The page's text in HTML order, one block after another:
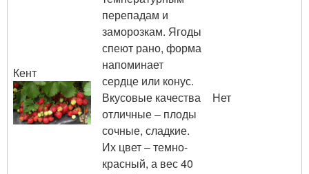
Кент
перепадам и
заморозкам. Ягоды
спеют рано, форма
напоминает
сердце или конус.
Вкусовые качества
отличные – плоды
сочные, сладкие.
Их цвет – темно-
красный, а вес 40
Нет